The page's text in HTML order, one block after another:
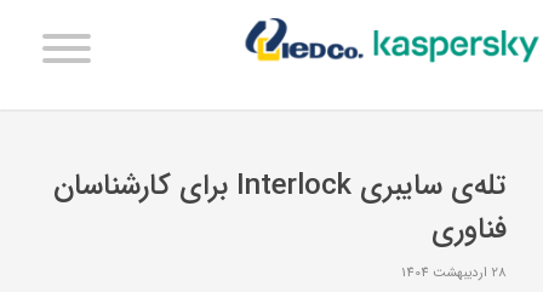
تله‌ی سایبری Interlock برای کارشناسان
فناوری
28 اردیبهشت 1404